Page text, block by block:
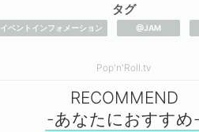
タグ
イベントインフォメーション @JAM
Pop'n'Roll.tv
RECOMMEND